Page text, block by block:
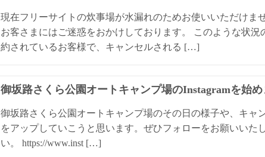
現在フリーサイトの炊事場が水漏れのためお使いいただけま
お客さまにはご迷惑をおかけしております。 このような状
約されているお客様で、キャンセルされる […]
御坂路さくら公園オートキャンプ場のInstagramを始め
御坂路さくら公園オートキャンプ場のその日の様子や、キャ
をアップしていこうと思います。ぜひフォローをお願いいた
い。 https://www.inst […]